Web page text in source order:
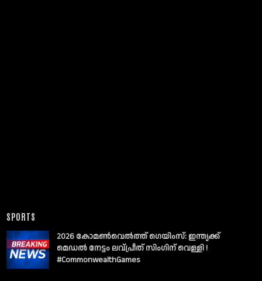
SPORTS
2026 കോമൺവെൽത്ത് ഗെയിംസ്: ഇന്ത്യക്ക്
മെഡൽ നേട്ടം ലവ്പ്രീത് സിംഗിന് വെള്ളി !
#CommonwealthGames